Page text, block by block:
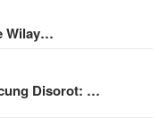
Wilay…
Disorot: …